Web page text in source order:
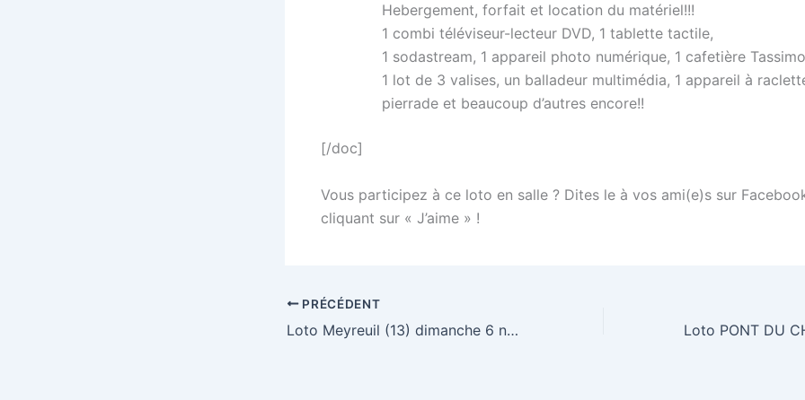
Hebergement, forfait et location du matériel!!!
1 combi téléviseur-lecteur DVD, 1 tablette tactile,
1 sodastream, 1 appareil photo numérique, 1 cafetière
1 lot de 3 valises, un balladeur multimédia, 1 appareil à
pierrade et beaucoup d’autres encore!!
[/doc]
Vous participez à ce loto en salle ? Dites le à vos ami(e)s sur
cliquant sur « J’aime » !
PRÉCÉDENT
Loto Meyreuil (13) dimanche 6 novembre 2011